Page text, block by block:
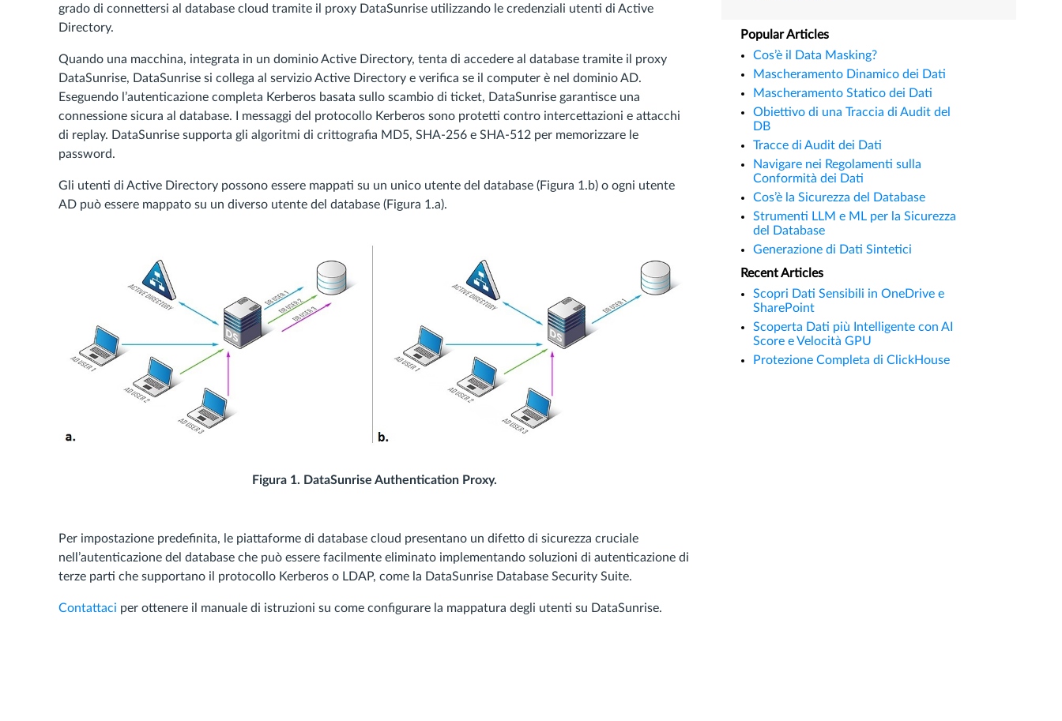
grado di connettersi al database cloud tramite il proxy DataSunrise utilizzando le credenziali utenti di Active
Directory.
Quando una macchina, integrata in un dominio Active Directory, tenta di accedere al database tramite il proxy
DataSunrise, DataSunrise si collega al servizio Active Directory e verifica se il computer è nel dominio AD.
Eseguendo l’autenticazione completa Kerberos basata sullo scambio di ticket, DataSunrise garantisce una
connessione sicura al database. I messaggi del protocollo Kerberos sono protetti contro intercettazioni e attacchi
di replay. DataSunrise supporta gli algoritmi di crittografia MD5, SHA-256 e SHA-512 per memorizzare le
password.
Gli utenti di Active Directory possono essere mappati su un unico utente del database (Figura 1.b) o ogni utente
AD può essere mappato su un diverso utente del database (Figura 1.a).
Figura 1. DataSunrise Authentication Proxy.
Per impostazione predefinita, le piattaforme di database cloud presentano un difetto di sicurezza cruciale
nell’autenticazione del database che può essere facilmente eliminato implementando soluzioni di autenticazione di
terze parti che supportano il protocollo Kerberos o LDAP, come la DataSunrise Database Security Suite.
Contattaci per ottenere il manuale di istruzioni su come configurare la mappatura degli utenti su DataSunrise.
Popular Articles
Cos’è il Data Masking?
Mascheramento Dinamico dei Dati
Mascheramento Statico dei Dati
Obiettivo di una Traccia di Audit del
DB
Tracce di Audit dei Dati
Navigare nei Regolamenti sulla
Conformità dei Dati
Cos’è la Sicurezza del Database
Strumenti LLM e ML per la Sicurezza
del Database
Generazione di Dati Sintetici
Recent Articles
Scopri Dati Sensibili in OneDrive e
SharePoint
Scoperta Dati più Intelligente con AI
Score e Velocità GPU
Protezione Completa di ClickHouse